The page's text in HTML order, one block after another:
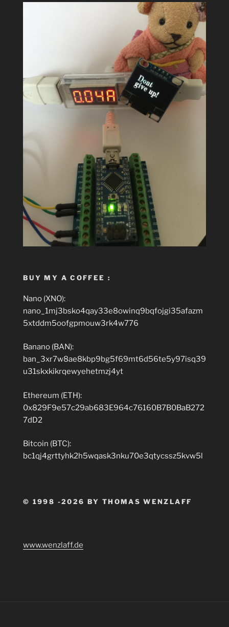
BUY MY A COFFEE :
Nano (XNO):
nano_1mj3bsko4qay33e8owinq9bqfojgi35afazm
5xtddm5oofgpmouw3rk4w776
Banano (BAN):
ban_3xr7w8ae8kbp9bg5f69mt6d56te5y97isq39
u31skxkikrqewyehetmzj4yt
Ethereum (ETH):
0x829F9e57c29ab683E964c76160B7B0BaB272
7dD2
Bitcoin (BTC):
bc1qj4grttyhk2h5wqask3nku70e3qtycssz5kvw5l
© 1998 -2026 BY THOMAS WENZLAFF
www.wenzlaff.de